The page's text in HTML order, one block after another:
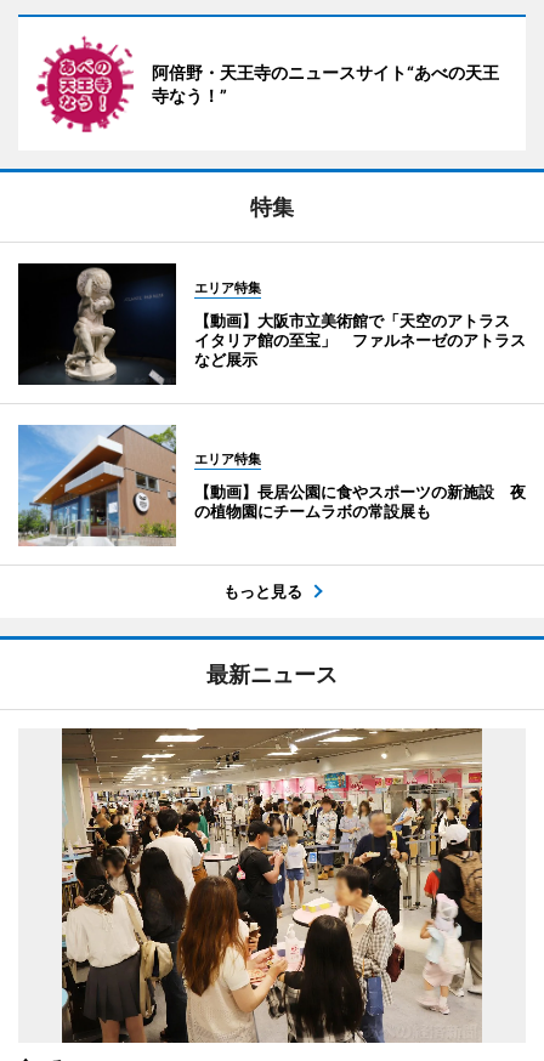
阿倍野・天王寺のニュースサイト“あべの天王
寺なう！”
特集
エリア特集
【動画】大阪市立美術館で「天空のアトラス
イタリア館の至宝」 ファルネーゼのアトラス
など展示
エリア特集
【動画】長居公園に食やスポーツの新施設 夜
の植物園にチームラボの常設展も
もっと見る
最新ニュース